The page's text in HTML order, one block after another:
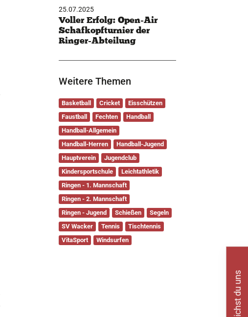
Voller Erfolg: Open-Air
Schafkopfturnier der
Ringer-Abteilung
Weitere Themen
Basketball Cricket
Eisschützen
Faustball
Fechten
Handball
Handball-Allgemein
Handball-Herren
Handball-Jugend
Hauptverein
Jugendclub
Kindersportschule
Leichtathletik
Ringen - 1. Mannschaft
Ringen - 2. Mannschaft
Ringen - Jugend
Schießen
Segeln
SV Wacker
Tennis
Tischtennis
VitaSport
Windsurfen
So erreichst du uns